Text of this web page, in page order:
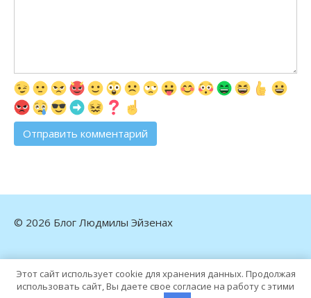
© 2026 Блог Людмилы Эйзенах
Этот сайт использует cookie для хранения данных. Продолжая
использовать сайт, Вы даете свое согласие на работу с этими